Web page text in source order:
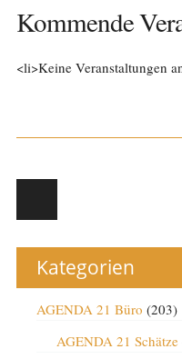
Kommende
<li>Keine Veranstaltungen
Post
Kategorien
AGENDA 21 Büro (203)
AGENDA 21 Schätze